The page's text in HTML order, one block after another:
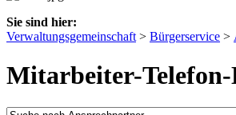
Sie sind hier:
Verwaltungsgemeinschaft > Bürgerservice >
Mitarbeiter-